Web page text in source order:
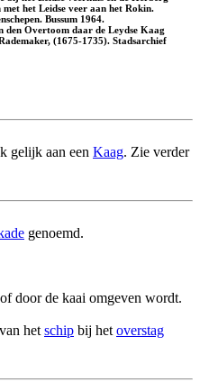
het Leidse veer aan het Rokin.
Bussum 1964.
den Overtoom daar de Leydse Kaag
(1675-1735). Stadsarchief
gelijk aan een Kaag. Zie verder
genoemd.
door de kaai omgeven wordt.
het schip bij het overstag